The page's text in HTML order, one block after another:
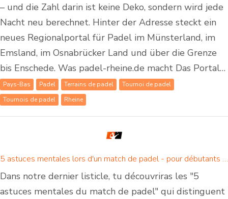
– und die Zahl darin ist keine Deko, sondern wird jede
Nacht neu berechnet. Hinter der Adresse steckt ein
neues Regionalportal für Padel im Münsterland, im
Emsland, im Osnabrücker Land und über die Grenze
bis Enschede. Was padel-rheine.de macht Das Portal…
Pays-Bas Padel Terrains de padel
Tournoi de padel
Tournois de padel
Rheine
5 astuces mentales lors d'un match de padel - pour débutants et joueurs de padel confirmés
Dans notre dernier listicle, tu découvriras les "5
astuces mentales du match de padel" qui distinguent